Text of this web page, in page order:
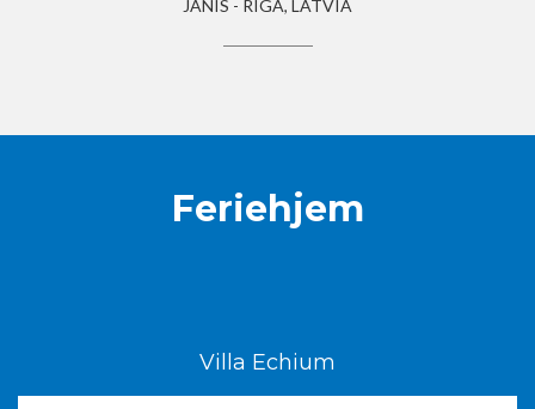
JANIS - RIGA, LATVIA
Feriehjem
Villa Echium